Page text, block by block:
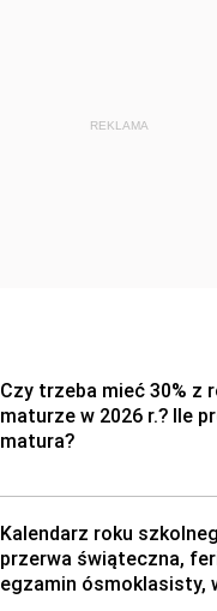
REKLAMA
Czy trzeba mieć 30% z
maturze w 2026 r.? Ile
matura?
Kalendarz roku
przerwa świąteczna,
egzamin ósmoklasisty,